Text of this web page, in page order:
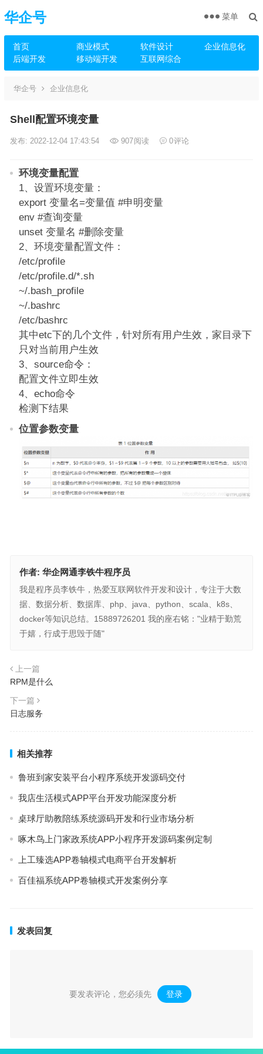
华企号
首页 商业模式 软件设计
企业信息化
后端开发
移动端开发 互联网综合
菜单
华企号 企业信息化
Shell配置环境变量
发布: 2022-12-04 17:43:54 907阅读 0评论
环境变量配置
1、设置环境变量：
export 变量名=变量值 #申明变量
env #查询变量
unset 变量名 #删除变量
2、环境变量配置文件：
/etc/profile
/etc/profile.d/*.sh
~/.bash_profile
~/.bashrc
/etc/bashrc
其中etc下的几个文件，针对所有用户生效，家目录下
只对当前用户生效
3、source命令：
配置文件立即生效
4、echo命令
检测下结果
位置参数变量
作者: 华企网通李铁牛程序员
我是程序员李铁牛，热爱互联网软件开发和设计，专注于大数
据、数据分析、数据库、php、java、python、scala、k8s、
docker等知识总结。15889726201 我的座右铭："业精于勤荒
于嬉，行成于思毁于随"
上一篇
RPM是什么
下一篇
日志服务
相关推荐
鲁班到家安装平台小程序系统开发源码交付
我店生活模式APP平台开发功能深度分析
桌球厅助教陪练系统源码开发和行业市场分析
啄木鸟上门家政系统APP小程序开发源码案例定制
上工臻选APP卷轴模式电商平台开发解析
百佳福系统APP卷轴模式开发案例分享
发表回复
要发表评论，您必须先 登录 。